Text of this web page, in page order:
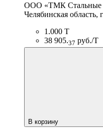
ООО «ТМК Стальные
Челябинская область,
1.000 Т
38 905.37 руб./Т
В корзину